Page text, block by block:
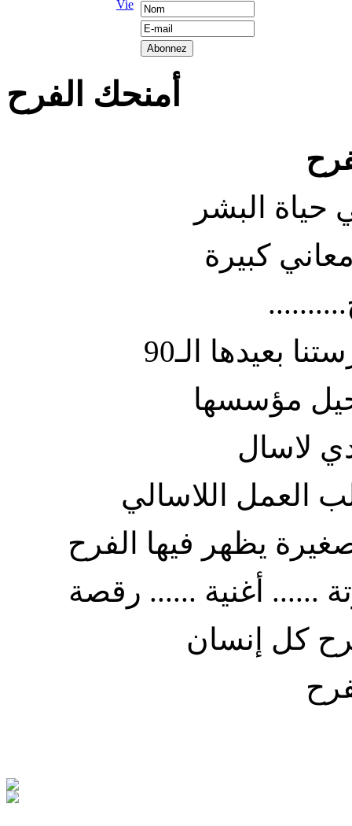
أمنحك الفرح
حياة البشر
كبيرة
بعيدها الـ90
لاسال
العمل اللاسالي
يظهر فيها الفرح
...... أغنية ...... رقصة
كل إنسان